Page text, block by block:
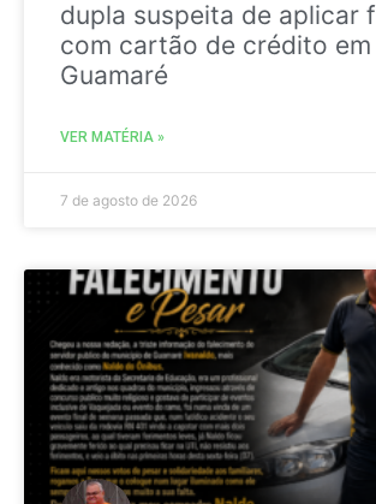
dupla suspeita de aplicar
com cartão de crédito em
Guamaré
VER MATÉRIA »
7 de agosto de 2026